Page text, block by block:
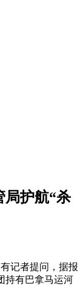
局护航“杀
记者提问，据报
持有巴拿马运河